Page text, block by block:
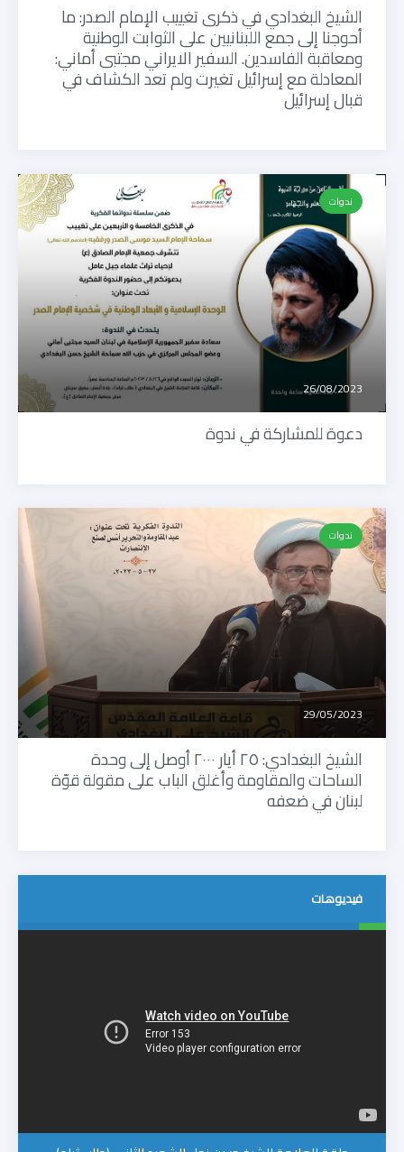
الشيخ البغدادي في ذكرى تغييب الإمام الصدر: ما
أحوجنا إلى جمع اللبنانيين على الثوابت الوطنية
ومعاقبة الفاسدين. السفير الايراني مجتبى أماني:
المعادلة مع إسرائيل تغيرت ولم تعد الكشاف في
قبال إسرائيل
ندوات
26/08/2023
دعوة للمشاركة في ندوة
ندوات
29/05/2023
الشيخ البغدادي: ٢٥ أيار ٢٠٠٠ أوصل إلى وحدة
الساحات والمقاومة وأغلق الباب على مقولة قوّة
لبنان في ضعفه
فيديوهات